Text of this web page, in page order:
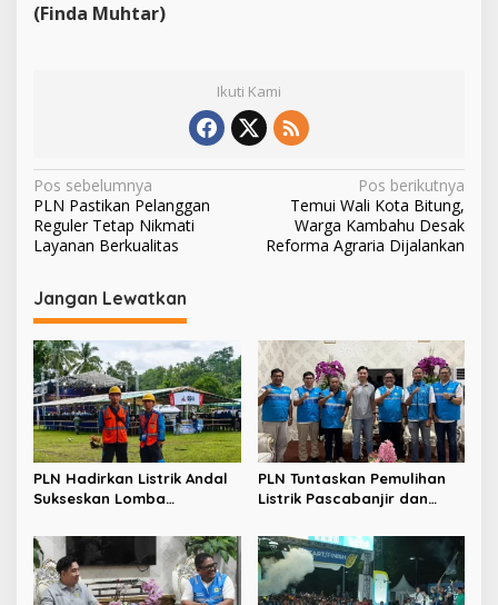
(Finda Muhtar)
Ikuti Kami
N
a
v
i
g
a
s
i
p
o
s
Pos sebelumnya
PLN Pastikan Pelanggan
Reguler Tetap Nikmati
Layanan Berkualitas
Pos berikutnya
Temui Wali Kota Bitung,
Warga Kambahu Desak
Reforma Agraria Dijalankan
Jangan Lewatkan
PLN Hadirkan Listrik Andal
Sukseskan Lomba
Bermazmur” di Sangihe
PLN Tuntaskan Pemulihan
Listrik Pascabanjir dan
Kolaborasi dengan Pemkab
Jadi Kunci